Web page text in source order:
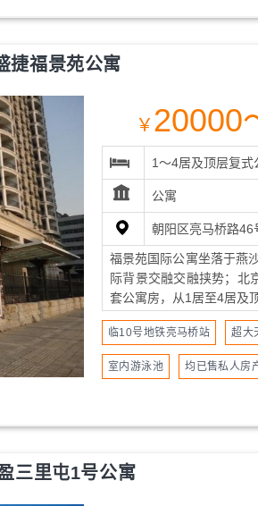
捷福景苑公寓
￥ 20000
1～4居及顶层复式
公寓
朝阳区亮马桥路46
福景苑国际公寓坐落于燕
际背景交融交融挟势；北
套公寓房，从1居至4居及
临10号地铁亮马桥站 超大
室内游泳池 均已售私人房
三里屯1号公寓